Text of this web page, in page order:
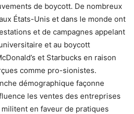
de boycott. De nombreux
États-Unis et dans le monde ont
et de campagnes appelant
et au boycott
et Starbucks en raison
comme pro-sionistes.
démographique façonne
les ventes des entreprises
en faveur de pratiques